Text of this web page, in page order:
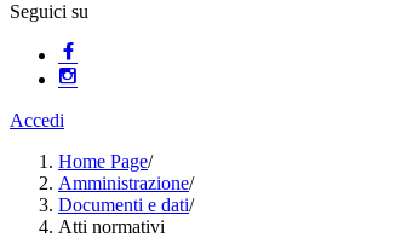
Seguici su
Accedi
Home Page/
Amministrazione/
Documenti e dati/
Atti normativi